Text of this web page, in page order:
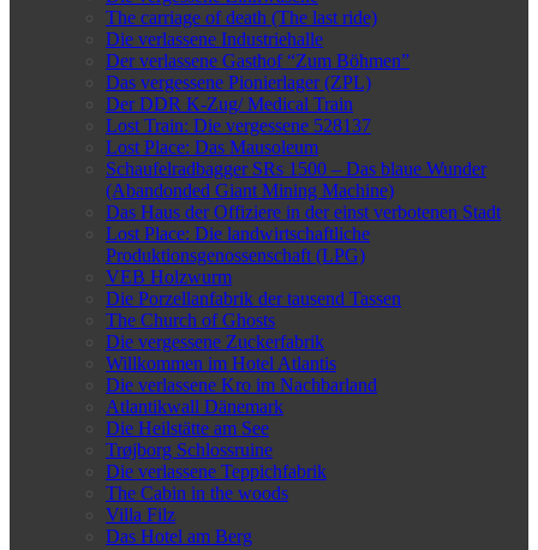
The carriage of death (The last ride)
Die verlassene Industriehalle
Der verlassene Gasthof “Zum Böhmen”
Das vergessene Pionierlager (ZPL)
Der DDR K-Zug/ Medical Train
Lost Train: Die vergessene 528137
Lost Place: Das Mausoleum
Schaufelradbagger SRs 1500 – Das blaue Wunder
(Abandonded Giant Mining Machine)
Das Haus der Offiziere in der einst verbotenen Stadt
Lost Place: Die landwirtschaftliche
Produktionsgenossenschaft (LPG)
VEB Holzwurm
Die Porzellanfabrik der tausend Tassen
The Church of Ghosts
Die vergessene Zuckerfabrik
Willkommen im Hotel Atlantis
Die verlassene Kro im Nachbarland
Atlantikwall Dänemark
Die Heilstätte am See
Trøjborg Schlossruine
Die verlassene Teppichfabrik
The Cabin in the woods
Villa Filz
Das Hotel am Berg